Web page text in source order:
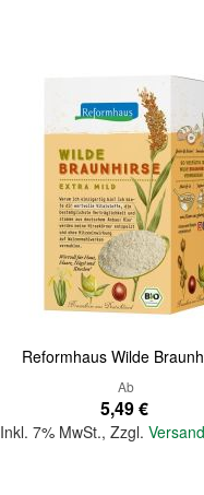
Reformhaus Wilde
Ab
5,49 €
Inkl. 7% MwSt.,Zzgl.